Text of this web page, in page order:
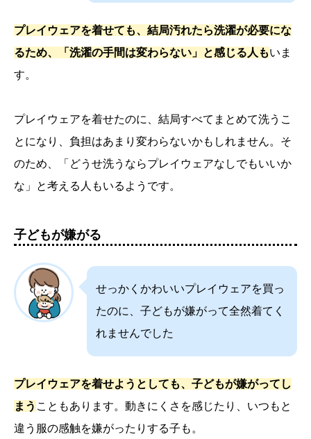
プレイウェアを着せても、結局汚れたら洗濯が必要にな
るため、「洗濯の手間は変わらない」と感じる人もいま
す。
プレイウェアを着せたのに、結局すべてまとめて洗うこ
とになり、負担はあまり変わらないかもしれません。そ
のため、「どうせ洗うならプレイウェアなしでもいいか
な」と考える人もいるようです。
子どもが嫌がる
せっかくかわいいプレイウェアを買っ
たのに、子どもが嫌がって全然着てく
れませんでした
プレイウェアを着せようとしても、子どもが嫌がってし
まう こともあります。動きにくさを感じたり、いつもと
違う服の感触を嫌がったりする子も。